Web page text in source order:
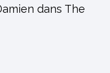
dans The